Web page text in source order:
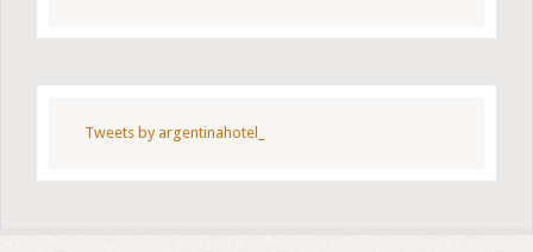
Tweets by argentinahotel_